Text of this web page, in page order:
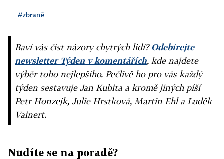
#zbraně
Baví vás číst názory chytrých lidí?Odebírejte
newsletter Týden v komentářích, kde najdete
výběr toho nejlepšího. Pečlivě ho pro vás každý
týden sestavuje Jan Kubita a kromě jiných píší
Petr Honzejk, Julie Hrstková, Martin Ehl a Luděk
Vainert.
Nudíte se na poradě?